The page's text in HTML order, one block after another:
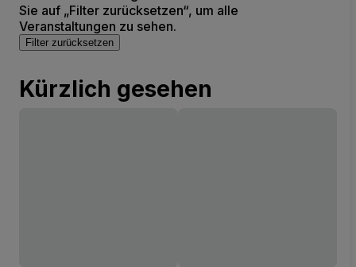
Sie auf „Filter zurücksetzen“, um alle
Veranstaltungen zu sehen.
Filter zurücksetzen
Kürzlich gesehen